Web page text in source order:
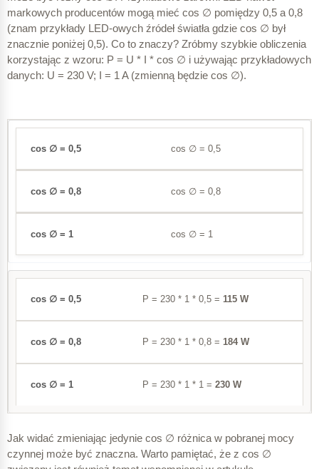
± 0,2
± 0,5
± 2,0
0,5 (indukcyjny)
± 2,0
± 0,018 A
± 0,03 A
± 0,16 A
± 0,4 A
± 0,8 A
3,06 A
markowych producentów mogą mieć cos ∅ pomiędzy 0,5 a 0,8
(znam przykłady LED-owych źródeł światła gdzie cos ∅ był
znacznie poniżej 0,5). Co to znaczy? Zróbmy szybkie obliczenia
korzystając z wzoru: P = U * I * cos ∅ i używając przykładowych
danych: U = 230 V; I = 1 A (zmienną będzie cos ∅).
cos ∅ = 0,5
cos ∅ = 0,8
cos ∅ = 1
P = 230 * 1 * 0,5 = 115 W
P = 230 * 1 * 0,8 = 184 W
P = 230 * 1 * 1 = 230 W
Jak widać zmieniając jedynie cos ∅ różnica w pobranej mocy
czynnej może być znaczna. Warto pamiętać, że z cos ∅